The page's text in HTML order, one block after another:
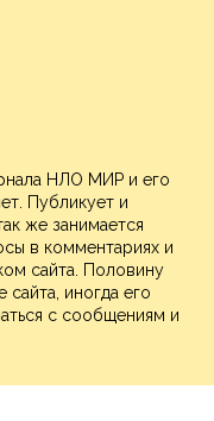
НЛО МИР и его
Публикует и
же занимается
в комментариях и
сайта. Половину
иногда его
с сообщениям и